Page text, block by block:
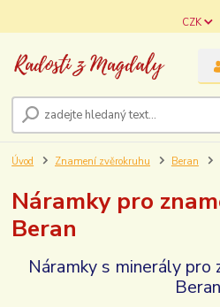
CZK
Úvod Znamení zvěrokruhu Beran
Náramky pro
Beran
Náramky s minerály pro
Beran